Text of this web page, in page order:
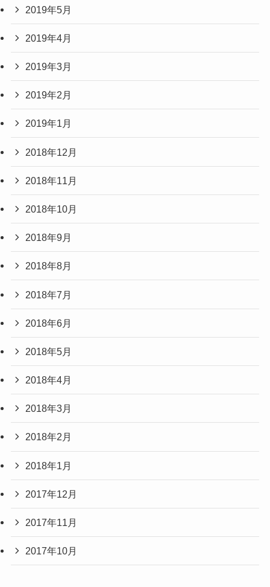
2019年5月
2019年4月
2019年3月
2019年2月
2019年1月
2018年12月
2018年11月
2018年10月
2018年9月
2018年8月
2018年7月
2018年6月
2018年5月
2018年4月
2018年3月
2018年2月
2018年1月
2017年12月
2017年11月
2017年10月